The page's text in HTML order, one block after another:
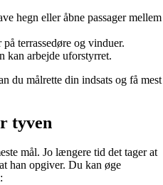
hegn eller åbne passager mellem
terrassedøre og vinduer.
kan arbejde uforstyrret.
du målrette din indsats og få mest
tyven
mål. Jo længere tid det tager at
han opgiver. Du kan øge